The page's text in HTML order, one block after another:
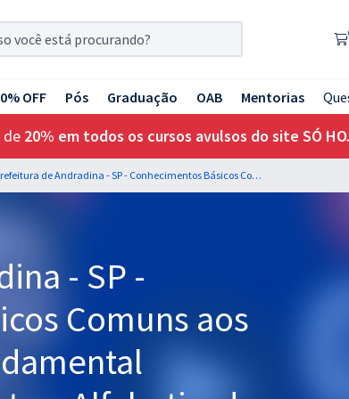
OFF Pós Graduação OAB Mentorias
de 20% em todos os cursos avulsos do site SÓ
Prefeitura de Andradina - SP - Conhecimentos Básicos Comuns aos Cargos de Nível Fundamental Completo, Incompleto e Alfabetizado (Pós-Edital)
- SP -
Comuns aos